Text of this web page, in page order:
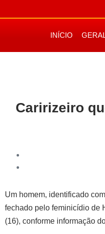
INÍCIO
Caririzeiro
Um homem, identificado
fechado pelo feminicídio de
(16), conforme informação